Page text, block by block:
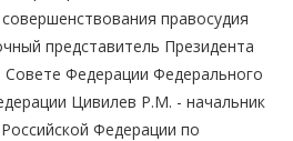
правосудия
представитель Президента
Совете Федерации Федерального
Цивилев Р.М. - начальник
Федерации по